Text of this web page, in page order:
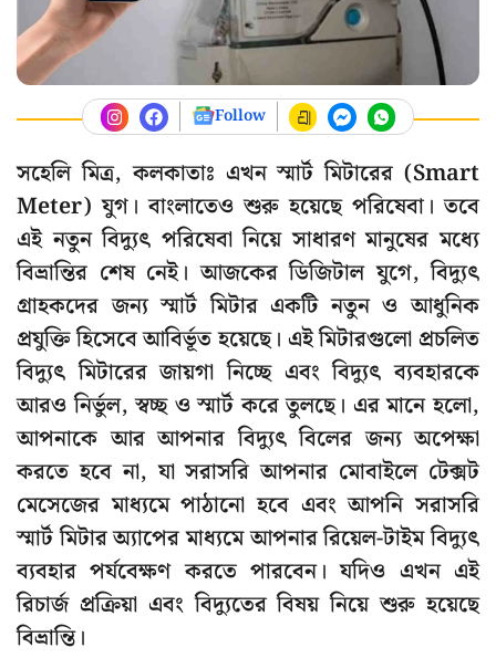
Follow
সহেলি মিত্র, কলকাতাঃ এখন স্মার্ট মিটারের (Smart
Meter) যুগ। বাংলাতেও শুরু হয়েছে পরিষেবা। তবে
এই নতুন বিদ্যুৎ পরিষেবা নিয়ে সাধারণ মানুষের মধ্যে
বিভ্রান্তির শেষ নেই। আজকের ডিজিটাল যুগে, বিদ্যুৎ
গ্রাহকদের জন্য স্মার্ট মিটার একটি নতুন ও আধুনিক
প্রযুক্তি হিসেবে আবির্ভূত হয়েছে। এই মিটারগুলো প্রচলিত
বিদ্যুৎ মিটারের জায়গা নিচ্ছে এবং বিদ্যুৎ ব্যবহারকে
আরও নির্ভুল, স্বচ্ছ ও স্মার্ট করে তুলছে। এর মানে হলো,
আপনাকে আর আপনার বিদ্যুৎ বিলের জন্য অপেক্ষা
করতে হবে না, যা সরাসরি আপনার মোবাইলে টেক্সট
মেসেজের মাধ্যমে পাঠানো হবে এবং আপনি সরাসরি
স্মার্ট মিটার অ্যাপের মাধ্যমে আপনার রিয়েল-টাইম বিদ্যুৎ
ব্যবহার পর্যবেক্ষণ করতে পারবেন। যদিও এখন এই
রিচার্জ প্রক্রিয়া এবং বিদ্যুতের বিষয় নিয়ে শুরু হয়েছে
বিভ্রান্তি।